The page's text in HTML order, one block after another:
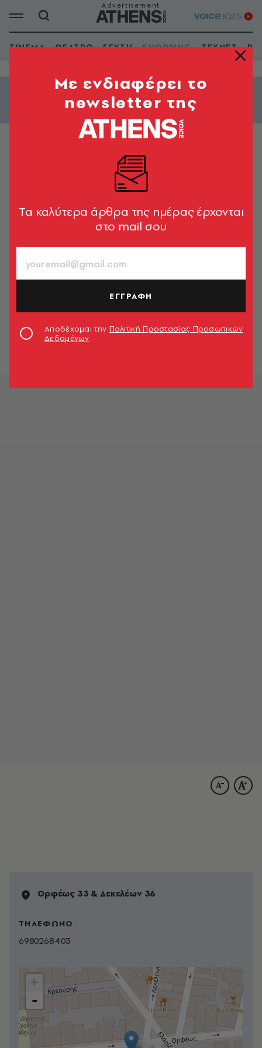
ΣΙΝΕΜΑ ΘΕΑΤΡΟ ΓΕΥΣΗ SHOPPING ΤΕΧΝΕΣ
Εμφάνιση φίλτρων
Ορφέως 33 & Δεκελέων 36
ΤΗΛΕΦΩΝΟ
6980268403
-
Mε ενδιαφέρει το
newsletter της
Tα καλύτερα άρθρα της ημέρας έρχονται
στο mail σου
ΕΓΓΡΑΦΗ
Αποδέχομαι την Πολιτική Προστασίας Προσωπικών
Δεδομένων